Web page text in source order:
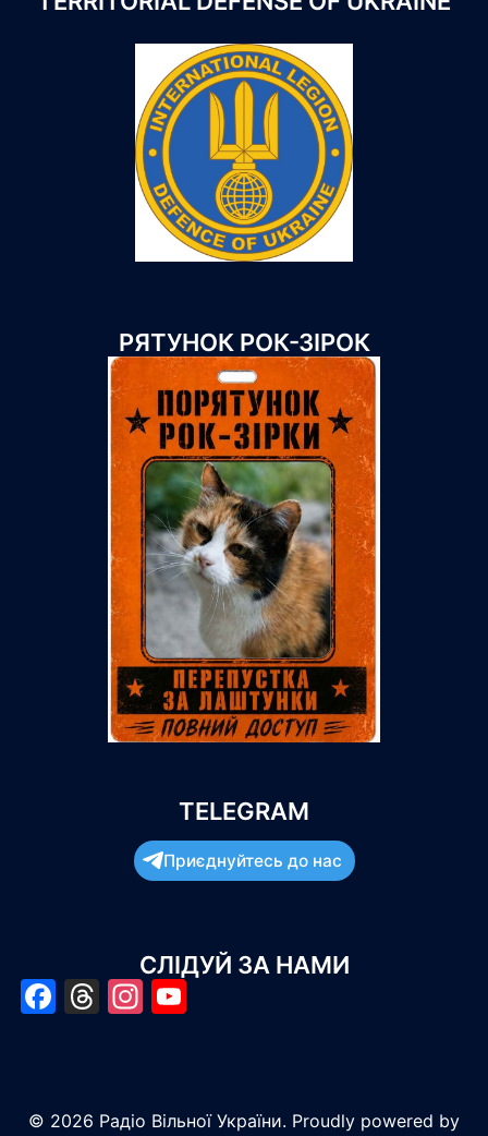
РЯТУНОК РОК-ЗІРОК
TELEGRAM
Приєднуйтесь до нас
СЛІДУЙ ЗА НАМИ
Facebook
Threads
Instagram
© 2026 Радіо Вільної України. Proudly powered by